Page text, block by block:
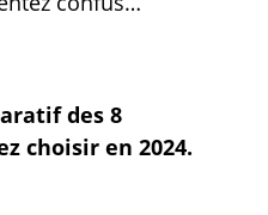
des 8
choisir en 2024.